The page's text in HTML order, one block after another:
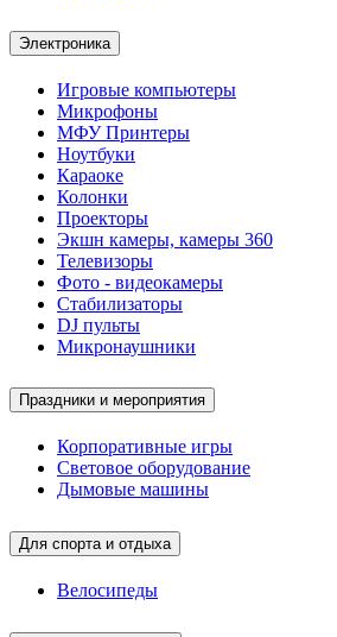
Электроника
Игровые компьютеры
Микрофоны
МФУ Принтеры
Ноутбуки
Караоке
Колонки
Проекторы
Экшн камеры, камеры 360
Телевизоры
Фото - видеокамеры
Стабилизаторы
DJ пульты
Микронаушники
Праздники и мероприятия
Корпоративные игры
Световое оборудование
Дымовые машины
Для спорта и отдыха
Велосипеды